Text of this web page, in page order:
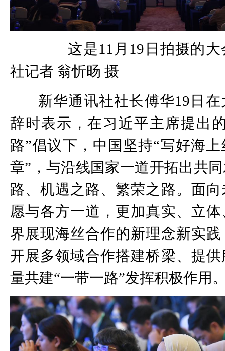
这是11月19日拍摄的大
社记者 翁忻旸 摄
新华通讯社社长傅华19日
辞时表示，在习近平主席提出
路”倡议下，中国坚持“写好海
章”，与沿线国家一道开拓出共
路、机遇之路、繁荣之路。面
愿与各方一道，更加真实、立
界展现海丝合作的新理念新实
开展多领域合作搭建桥梁、提
量共建“一带一路”发挥积极作用